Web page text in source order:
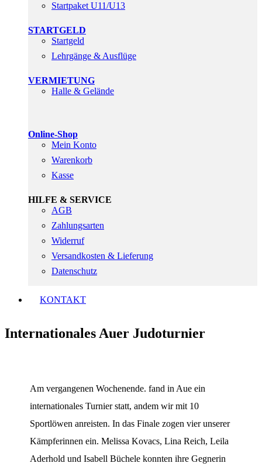
Startpaket U11/U13
STARTGELD
Startgeld
Lehrgänge & Ausflüge
VERMIETUNG
Halle & Gelände
Online-Shop
Mein Konto
Warenkorb
Kasse
HILFE & SERVICE
AGB
Zahlungsarten
Widerruf
Versandkosten & Lieferung
Datenschutz
KONTAKT
Internationales Auer Judoturnier
Am vergangenen Wochenende. fand in Aue ein
internationales Turnier statt, andem wir mit 10
Sportlöwen anreisten. In das Finale zogen vier unserer
Kämpferinnen ein. Melissa Kovacs, Lina Reich, Leila
Aderhold und Isabell Büchele konnten ihre Gegnerin